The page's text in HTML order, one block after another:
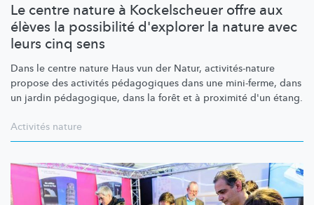
Le centre nature à Kockelscheuer offre aux
élèves la possibilité d'explorer la nature avec
leurs cinq sens
Dans le centre nature Haus vun der Natur, activités-nature
propose des activités pédagogiques dans une mini-ferme, dans
un jardin pédagogique, dans la forêt et à proximité d'un étang.
Activités nature